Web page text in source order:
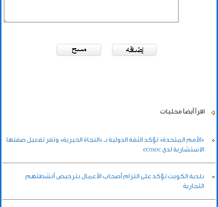
اقرأ أيضاً محليات
«الأمم المتحدة» تؤكد الثقة الدولية بـ «النجاة الخيرية» وتقر تفعيل صفتها
الاستشارية لدى ecosoc
بلدية الكويت تؤكد على التزام أصحاب الأعمال بترخيص أنشطتهم
التجارية